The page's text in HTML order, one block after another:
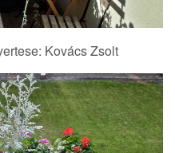
Kovács Zsolt